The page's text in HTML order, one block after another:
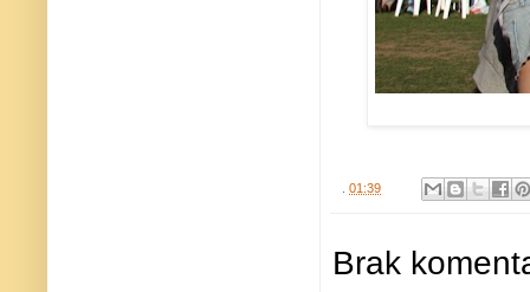
01:39
Brak